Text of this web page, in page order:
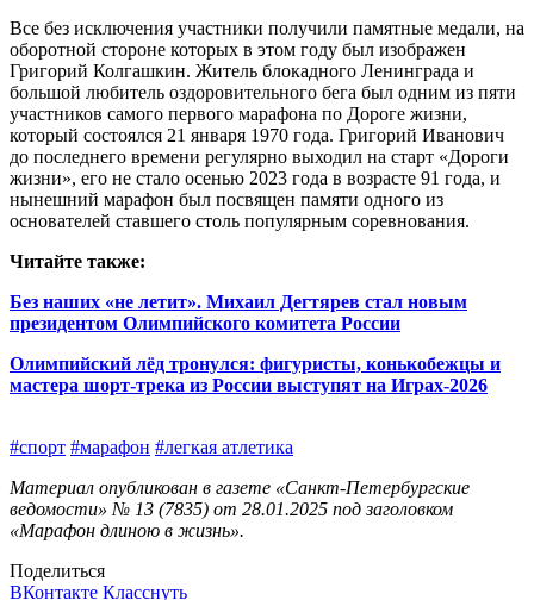
Все без исключения участники получили памятные медали, на
оборотной стороне которых в этом году был изображен
Григорий Колгашкин. Житель блокадного Ленинграда и
большой любитель оздоровительного бега был одним из пяти
участников самого первого марафона по Дороге жизни,
который состоялся 21 января 1970 года. Григорий Иванович
до последнего времени регулярно выходил на старт «Дороги
жизни», его не стало осенью 2023 года в возрасте 91 года, и
нынешний марафон был посвящен памяти одного из
основателей ставшего столь популярным соревнования.
Читайте также:
Без наших «не летит». Михаил Дегтярев стал новым
президентом Олимпийского комитета России
Олимпийский лёд тронулся: фигуристы, конькобежцы и
мастера шорт-трека из России выступят на Играх-2026
#спорт #марафон #легкая атлетика
Материал опубликован в газете «Санкт-Петербургские
ведомости» № 13 (7835) от 28.01.2025 под заголовком
«Марафон длиною в жизнь».
Поделиться
ВКонтакте Класснуть